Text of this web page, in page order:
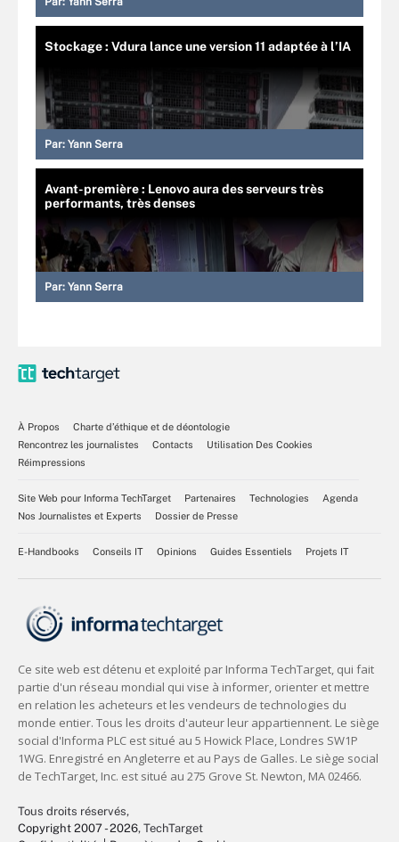
Stockage : Vdura lance une version 11 adaptée à l’IA
Par: Yann Serra
Avant-première : Lenovo aura des serveurs très
performants, très denses
Par: Yann Serra
À Propos
Charte d’éthique et de déontologie
Rencontrez les journalistes
Contacts
Utilisation Des Cookies
Réimpressions
Site Web pour Informa TechTarget Partenaires Technologies
Agenda
Nos Journalistes et Experts
Dossier de Presse
E-Handbooks Conseils IT Opinions Guides Essentiels Projets IT
Tous droits réservés,
Copyright 2007 - 2026, TechTarget